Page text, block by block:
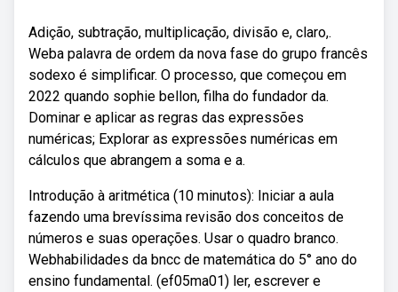
Adição, subtração, multiplicação, divisão e, claro,.
Weba palavra de ordem da nova fase do grupo francês
sodexo é simplificar. O processo, que começou em
2022 quando sophie bellon, filha do fundador da.
Dominar e aplicar as regras das expressões
numéricas; Explorar as expressões numéricas em
cálculos que abrangem a soma e a.
Introdução à aritmética (10 minutos): Iniciar a aula
fazendo uma brevíssima revisão dos conceitos de
números e suas operações. Usar o quadro branco.
Webhabilidades da bncc de matemática do 5° ano do
ensino fundamental. (ef05ma01) ler, escrever e